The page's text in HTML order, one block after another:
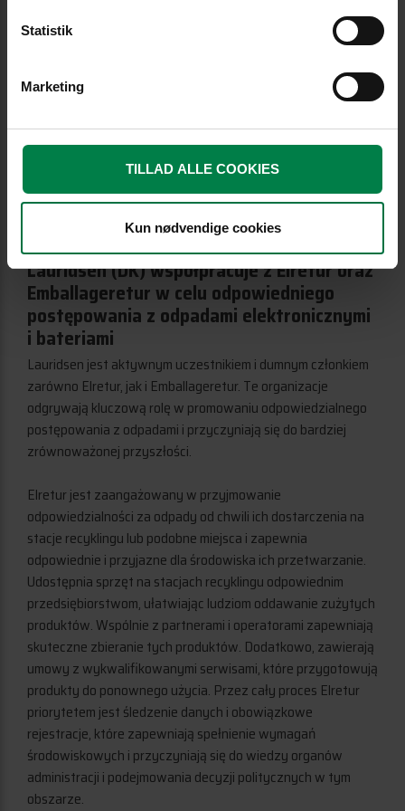
Statistik
Marketing
TILLAD ALLE COOKIES
Kun nødvendige cookies
Lauridsen (DK) współpracuje z Elretur oraz
Emballageretur w celu odpowiedniego
postępowania z odpadami elektronicznymi
i bateriami
Lauridsen jest aktywnym uczestnikiem i dumnym członkiem
zarówno Elretur, jak i Emballageretur. Te organizacje
odgrywają kluczową rolę w promowaniu odpowiedzialnego
postępowania z odpadami i przyczyniają się do bardziej
zrównoważonej przyszłości.
Elretur jest zaangażowany w przyjmowanie
odpowiedzialności za odpady od chwili ich dostarczenia na
stacje recyklingu lub podobne miejsca i zapewnia
odpowiednie i przyjazne dla środowiska ich przetwarzanie.
Udostępnia sprzęt na stacjach recyklingu odpowiednim
przedsiębiorstwom, ułatwiając ludziom oddawanie zużytych
produktów. Wspólnie z partnerami i operatorami zapewniają
skuteczne zbieranie tych produktów. Dodatkowo, zawierają
umowy z wykwalifikowanymi serwisami, które przygotowują
produkty do ponownego użycia. Przez cały proces Elretur
priorytetem jest śledzenie danych i obowiązkowe
rejestracje, które zapewniają spełnienie wymagań
środowiskowych i przyczyniają się do wiedzy organów
administracji i podejmowania decyzji politycznych w tym
obszarze.